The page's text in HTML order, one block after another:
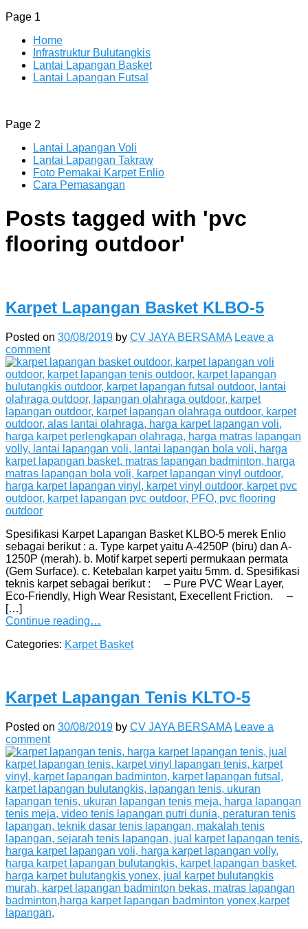
Page 1
Home
Infrastruktur Bulutangkis
Lantai Lapangan Basket
Lantai Lapangan Futsal
ENLIO INDONESIA
Menyediakan Karpet Lapangan Olahraga Yang Lengkap
Page 2
Lantai Lapangan Voli
Lantai Lapangan Takraw
Foto Pemakai Karpet Enlio
Cara Pemasangan
Posts tagged with 'pvc
flooring outdoor'
Karpet Lapangan Basket KLBO-5
Posted on 30/08/2019 by CV JAYA BERSAMA Leave a
comment
Spesifikasi Karpet Lapangan Basket KLBO-5 merek Enlio
sebagai berikut : a. Type karpet yaitu A-4250P (biru) dan A-
1250P (merah). b. Motif karpet seperti permukaan permata
(Gem Surface). c. Ketebalan karpet yaitu 5mm. d. Spesifikasi
teknis karpet sebagai berikut : – Pure PVC Wear Layer,
Eco-Friendly, High Wear Resistant, Execellent Friction. –
[…]
Continue reading…
Categories: Karpet Basket
Karpet Lapangan Tenis KLTO-5
Posted on 30/08/2019 by CV JAYA BERSAMA Leave a
comment